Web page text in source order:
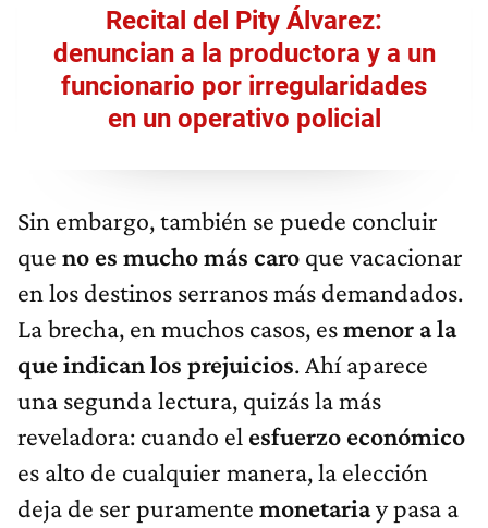
Recital del Pity Álvarez:
denuncian a la productora y a un
funcionario por irregularidades
en un operativo policial
Sin embargo, también se puede concluir
que no es mucho más caro que vacacionar
en los destinos serranos más demandados.
La brecha, en muchos casos, esmenor a la
que indican los prejuicios. Ahí aparece
una segunda lectura, quizás la más
reveladora: cuando el esfuerzo económico
es alto de cualquier manera, la elección
deja de ser puramente monetariay pasa a